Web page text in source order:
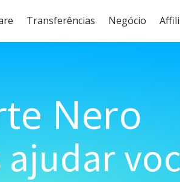
Transferências Negócio
Nero